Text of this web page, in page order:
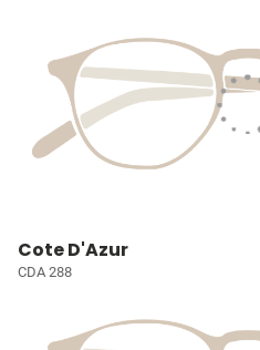
Cote D'Azur
CDA 288